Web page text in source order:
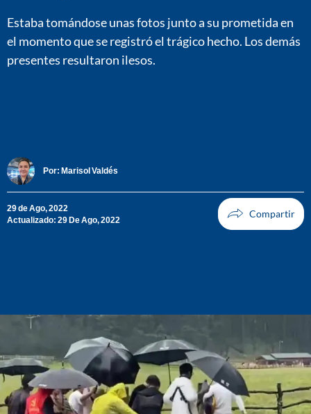
Estaba tomándose unas fotos junto a su prometida en
el momento que se registró el trágico hecho. Los demás
presentes resultaron ilesos.
Por: Marisol Valdés
29 de Ago, 2022
Actualizado: 29 De Ago, 2022